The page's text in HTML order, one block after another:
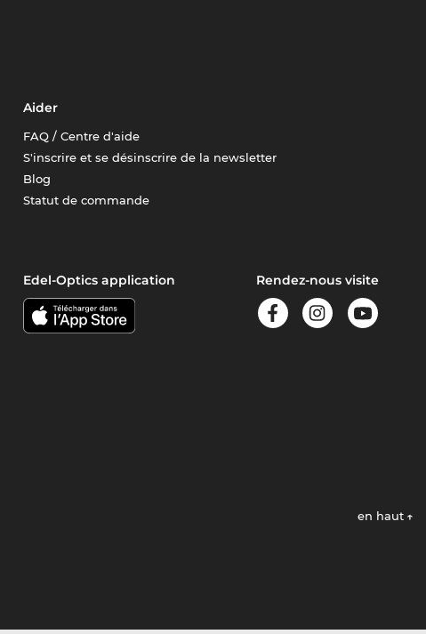
Aider
FAQ / Centre d'aide
S'inscrire et se désinscrire de la newsletter
Blog
Statut de commande
Edel-Optics application Rendez-nous visite
en haut